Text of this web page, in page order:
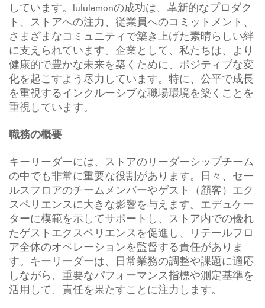
しています。lululemonの成功は、革新的なプロダク
ト、ストアへの注力、従業員へのコミットメント、
さまざまなコミュニティで築き上げた素晴らしい絆
に支えられています。企業として、私たちは、より
健康的で豊かな未来を築くために、ポジティブな変
化を起こすよう尽力しています。特に、公平で成長
を重視するインクルーシブな職場環境を築くことを
重視しています。
職務の概要
キーリーダーには、ストアのリーダーシップチーム
の中でも非常に重要な役割があります。日々、セー
ルスフロアのチームメンバーやゲスト（顧客）エク
スペリエンスに大きな影響を与えます。エデュケー
ターに模範を示してサポートし、ストア内での優れ
たゲストエクスペリエンスを促進し、リテールフロ
ア全体のオペレーションを監督する責任がありま
す。キーリーダーは、日常業務の調整や課題に適応
しながら、重要なパフォーマンス指標や測定基準を
活用して、責任を果たすことに注力します。